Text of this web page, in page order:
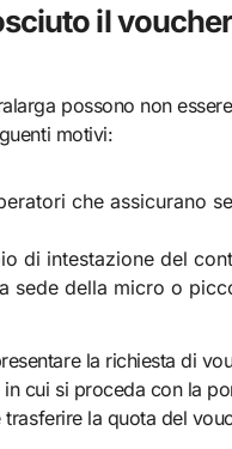
il
possono non essere
motivi:
che assicurano
di intestazione del
sede della micro o
la richiesta di
in cui si proceda con la
la quota del